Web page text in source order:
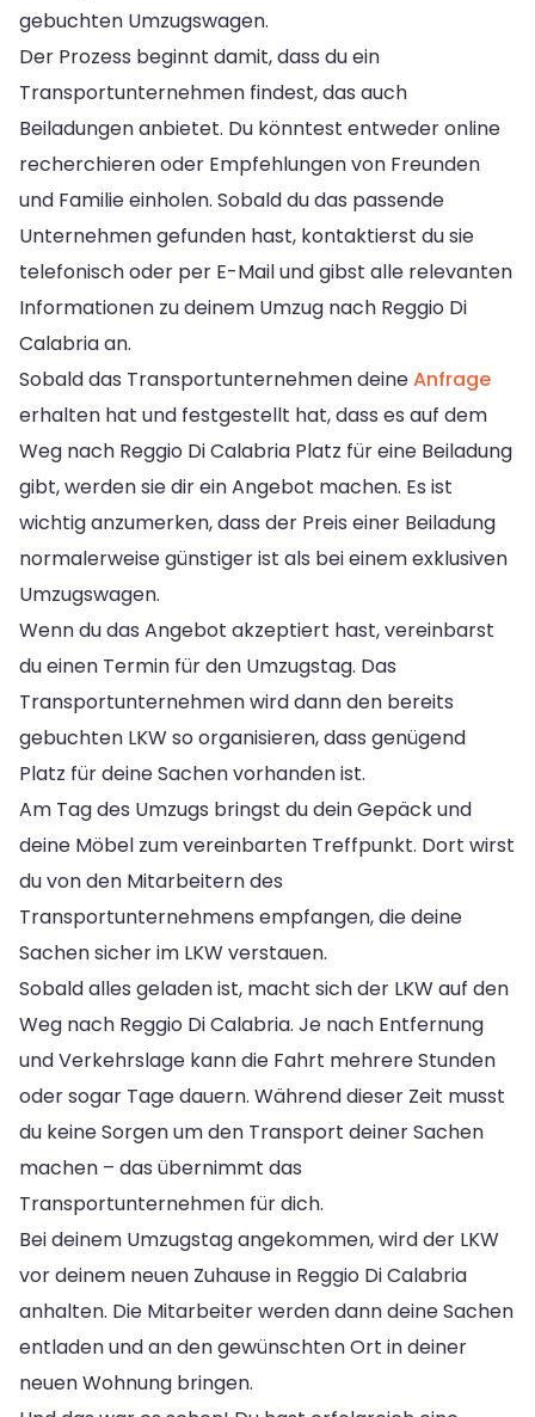
gebuchten Umzugswagen.
Der Prozess beginnt damit, dass du ein
Transportunternehmen findest, das auch
Beiladungen anbietet. Du könntest entweder online
recherchieren oder Empfehlungen von Freunden
und Familie einholen. Sobald du das passende
Unternehmen gefunden hast, kontaktierst du sie
telefonisch oder per E-Mail und gibst alle relevanten
Informationen zu deinem Umzug nach Reggio Di
Calabria an.
Sobald das Transportunternehmen deineAnfrage
erhalten hat und festgestellt hat, dass es auf dem
Weg nach Reggio Di Calabria Platz für eine Beiladung
gibt, werden sie dir ein Angebot machen. Es ist
wichtig anzumerken, dass der Preis einer Beiladung
normalerweise günstiger ist als bei einem exklusiven
Umzugswagen.
Wenn du das Angebot akzeptiert hast, vereinbarst
du einen Termin für den Umzugstag. Das
Transportunternehmen wird dann den bereits
gebuchten LKW so organisieren, dass genügend
Platz für deine Sachen vorhanden ist.
Am Tag des Umzugs bringst du dein Gepäck und
deine Möbel zum vereinbarten Treffpunkt. Dort wirst
du von den Mitarbeitern des
Transportunternehmens empfangen, die deine
Sachen sicher im LKW verstauen.
Sobald alles geladen ist, macht sich der LKW auf den
Weg nach Reggio Di Calabria. Je nach Entfernung
und Verkehrslage kann die Fahrt mehrere Stunden
oder sogar Tage dauern. Während dieser Zeit musst
du keine Sorgen um den Transport deiner Sachen
machen – das übernimmt das
Transportunternehmen für dich.
Bei deinem Umzugstag angekommen, wird der LKW
vor deinem neuen Zuhause in Reggio Di Calabria
anhalten. Die Mitarbeiter werden dann deine Sachen
entladen und an den gewünschten Ort in deiner
neuen Wohnung bringen.